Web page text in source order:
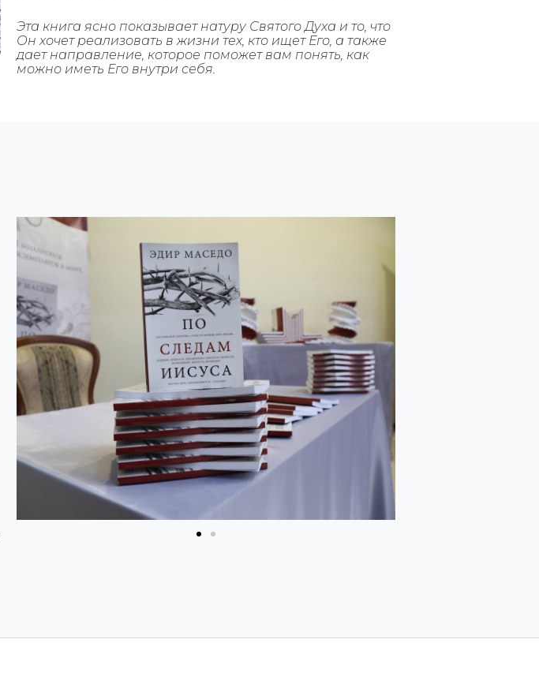
Эта книга ясно показывает натуру Святого Духа и то, что
Он хочет реализовать в жизни тех, кто ищет Его, а также
дает направление, которое поможет вам понять, как
можно иметь Его внутри себя.